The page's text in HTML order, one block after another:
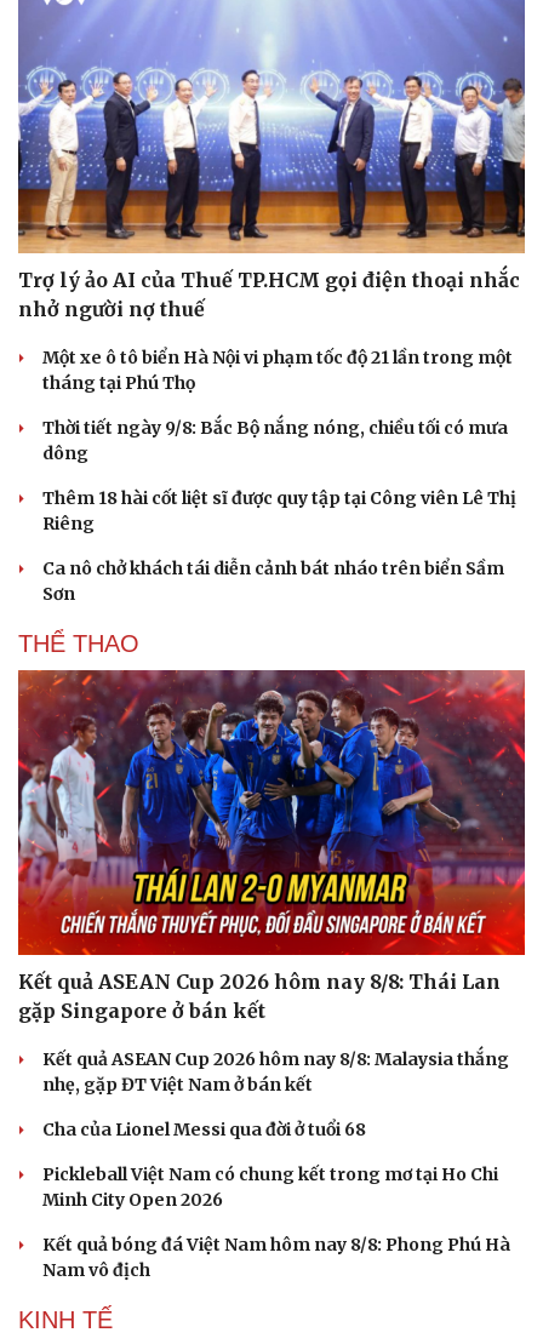
Văn học
Âm nhạc
Di sản
Thời trang
Sao Việt
Trợ lý ảo AI của Thuế TP.HCM gọi điện thoại nhắc
nhở người nợ thuế
Một xe ô tô biển Hà Nội vi phạm tốc độ 21 lần trong một
tháng tại Phú Thọ
Thời tiết ngày 9/8: Bắc Bộ nắng nóng, chiều tối có mưa
dông
Thêm 18 hài cốt liệt sĩ được quy tập tại Công viên Lê Thị
Riêng
Ca nô chở khách tái diễn cảnh bát nháo trên biển Sầm
Sơn
THỂ THAO
Kết quả ASEAN Cup 2026 hôm nay 8/8: Thái Lan
gặp Singapore ở bán kết
Kết quả ASEAN Cup 2026 hôm nay 8/8: Malaysia thắng
nhẹ, gặp ĐT Việt Nam ở bán kết
Cha của Lionel Messi qua đời ở tuổi 68
Pickleball Việt Nam có chung kết trong mơ tại Ho Chi
Minh City Open 2026
Kết quả bóng đá Việt Nam hôm nay 8/8: Phong Phú Hà
Nam vô địch
KINH TẾ